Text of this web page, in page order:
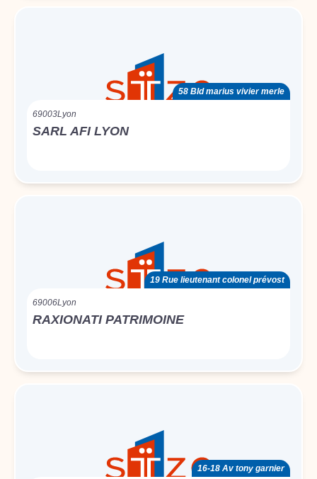
58 Bld marius vivier merle
69003Lyon
SARL AFI LYON
19 Rue lieutenant colonel prévost
69006Lyon
RAXIONATI PATRIMOINE
16-18 Av tony garnier